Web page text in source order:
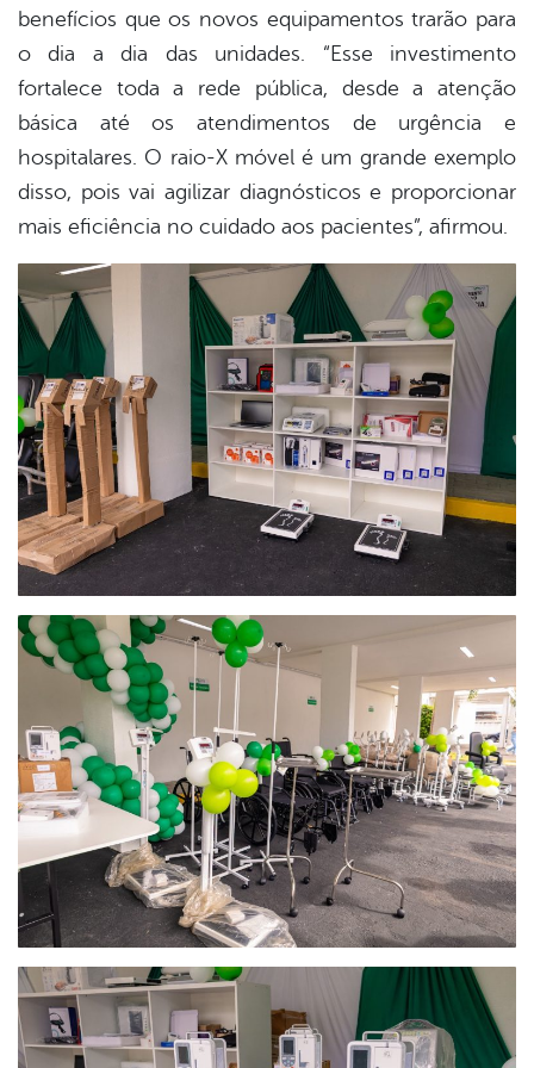
benefícios que os novos equipamentos trarão para
o dia a dia das unidades. “Esse investimento
fortalece toda a rede pública, desde a atenção
básica até os atendimentos de urgência e
hospitalares. O raio-X móvel é um grande exemplo
disso, pois vai agilizar diagnósticos e proporcionar
mais eficiência no cuidado aos pacientes”, afirmou.